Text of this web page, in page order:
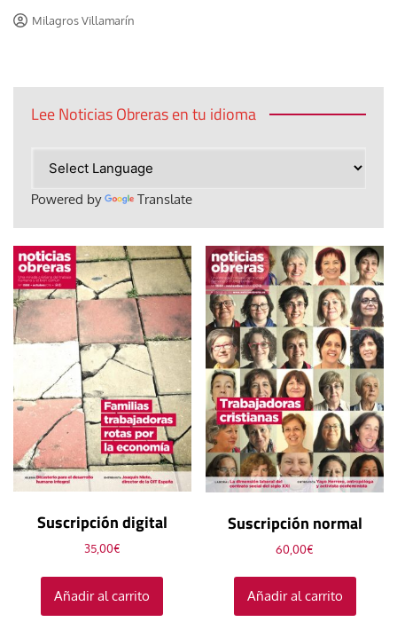
Milagros Villamarín
Lee Noticias Obreras en tu idioma
Powered by Translate
Suscripción digital
35,00€
Añadir al carrito
Suscripción normal
60,00€
Añadir al carrito